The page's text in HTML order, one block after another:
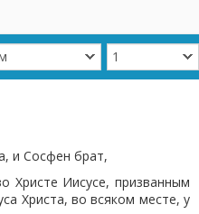
и Сосфен брат,
Христе Иисусе, призванным
Христа, во всяком месте, у